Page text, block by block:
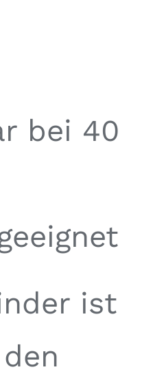
bei 40
ist